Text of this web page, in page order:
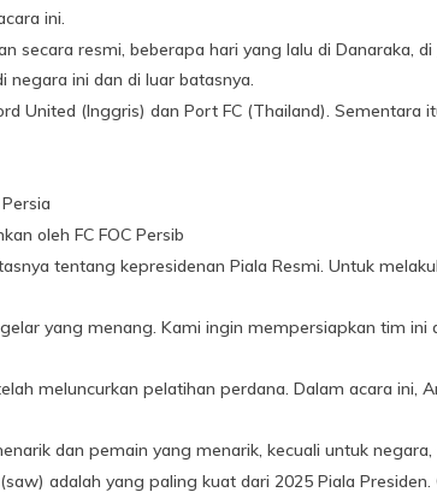
ini.
secara resmi, beberapa hari yang lalu di Danaraka,
ini dan di luar batasnya.
United (Inggris) dan Port FC (Thailand). Sementara
oleh FC FOC Persib
tentang kepresidenan Piala Resmi. Untuk
yang menang. Kami ingin mempersiapkan tim ini
meluncurkan pelatihan perdana. Dalam acara ini,
dan pemain yang menarik, kecuali untuk
adalah yang paling kuat dari 2025 Piala Presiden.